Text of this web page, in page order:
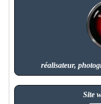
réalisateur,
Site